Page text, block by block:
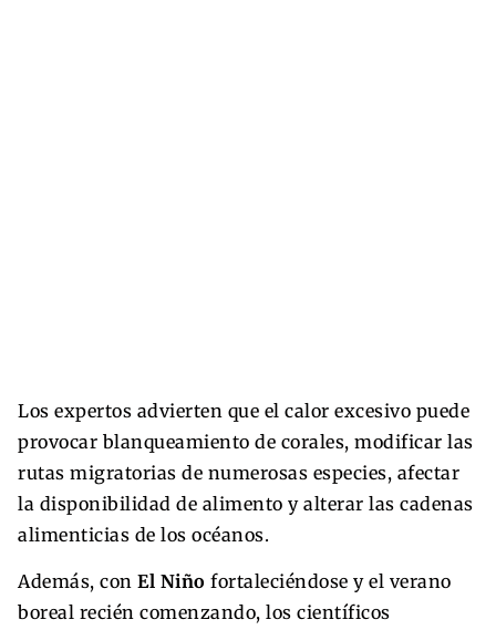
Los expertos advierten que el calor excesivo puede
provocar blanqueamiento de corales, modificar las
rutas migratorias de numerosas especies, afectar
la disponibilidad de alimento y alterar las cadenas
alimenticias de los océanos.
Además, con El Niño fortaleciéndose y el verano
boreal recién comenzando, los científicos